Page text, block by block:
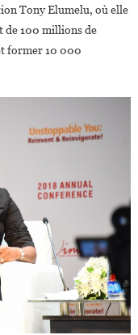
Tony Elumelu, où elle
de 100 millions de
former 10 000